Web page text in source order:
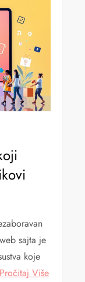
sajta je
koje
Pročitaj Više